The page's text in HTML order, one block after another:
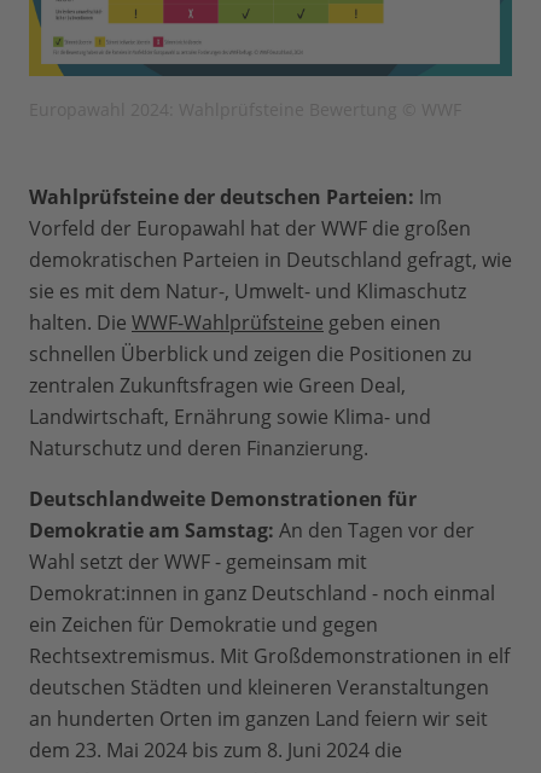
Wahlprüfsteine der deutschen Parteien: Im
Vorfeld der Europawahl hat der WWF die großen
demokratischen Parteien in Deutschland gefragt, wie
sie es mit dem Natur-, Umwelt- und Klimaschutz
halten. Die WWF-Wahlprüfsteine geben einen
schnellen Überblick und zeigen die Positionen zu
zentralen Zukunftsfragen wie Green Deal,
Landwirtschaft, Ernährung sowie Klima- und
Naturschutz und deren Finanzierung.
Deutschlandweite Demonstrationen für
Demokratie am Samstag: An den Tagen vor der
Wahl setzt der WWF - gemeinsam mit
Demokrat:innen in ganz Deutschland - noch einmal
ein Zeichen für Demokratie und gegen
Rechtsextremismus. Mit Großdemonstrationen in elf
deutschen Städten und kleineren Veranstaltungen
an hunderten Orten im ganzen Land feiern wir seit
dem 23. Mai 2024 bis zum 8. Juni 2024 die